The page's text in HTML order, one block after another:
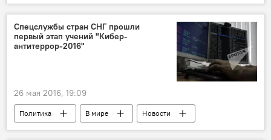
В Молдове
Приднестровье
Сафонов
Шевчук
Верховный совет непризнанной ПМР
явка
Спецслужбы стран СНГ прошли
первый этап учений "Кибер-
антитеррор-2016"
26 мая 2016, 19:09
Политика В мире
Новости
Общество